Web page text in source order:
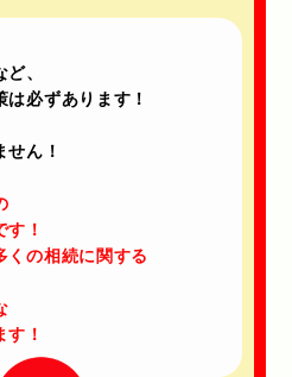
、
必ずあります！
せん！
！
くの相続に関する
！